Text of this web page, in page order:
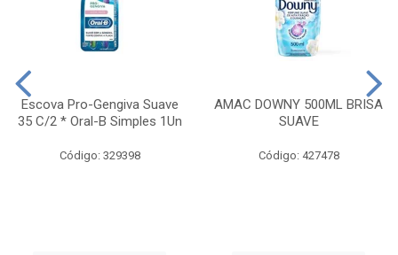
Escova Pro-Gengiva Suave
35 C/2 * Oral-B Simples 1Un
Código: 329398
AMAC DOWNY 500ML BRISA
SUAVE
Código: 427478